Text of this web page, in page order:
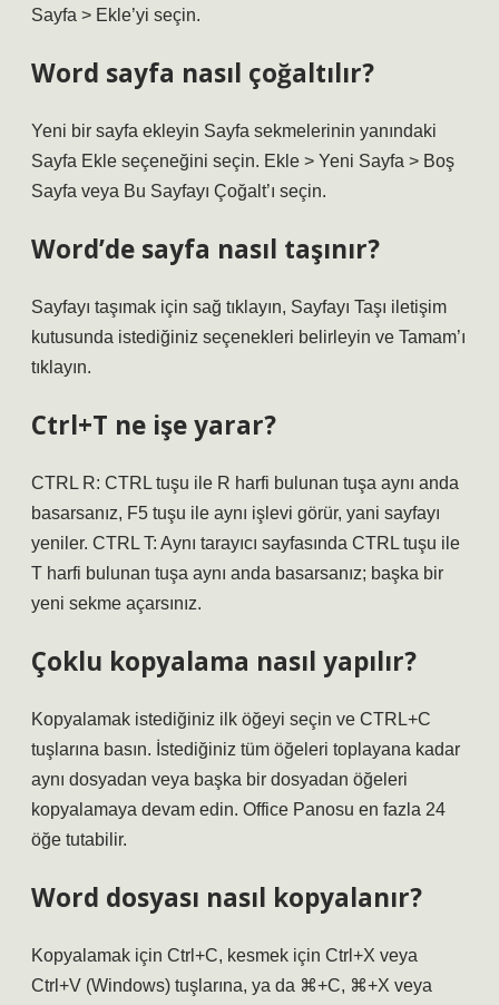
Sayfa > Ekle’yi seçin.
Word sayfa nasıl çoğaltılır?
Yeni bir sayfa ekleyin Sayfa sekmelerinin yanındaki
Sayfa Ekle seçeneğini seçin. Ekle > Yeni Sayfa > Boş
Sayfa veya Bu Sayfayı Çoğalt’ı seçin.
Word’de sayfa nasıl taşınır?
Sayfayı taşımak için sağ tıklayın, Sayfayı Taşı iletişim
kutusunda istediğiniz seçenekleri belirleyin ve Tamam’ı
tıklayın.
Ctrl+T ne işe yarar?
CTRL R: CTRL tuşu ile R harfi bulunan tuşa aynı anda
basarsanız, F5 tuşu ile aynı işlevi görür, yani sayfayı
yeniler. CTRL T: Aynı tarayıcı sayfasında CTRL tuşu ile
T harfi bulunan tuşa aynı anda basarsanız; başka bir
yeni sekme açarsınız.
Çoklu kopyalama nasıl yapılır?
Kopyalamak istediğiniz ilk öğeyi seçin ve CTRL+C
tuşlarına basın. İstediğiniz tüm öğeleri toplayana kadar
aynı dosyadan veya başka bir dosyadan öğeleri
kopyalamaya devam edin. Office Panosu en fazla 24
öğe tutabilir.
Word dosyası nasıl kopyalanır?
Kopyalamak için Ctrl+C, kesmek için Ctrl+X veya
Ctrl+V (Windows) tuşlarına, ya da ⌘+C, ⌘+X veya